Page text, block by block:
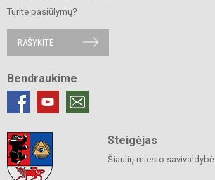
Turite pasiūlymų?
RAŠYKITE
Bendraukime
Steigėjas
Šiaulių miesto savivaldybė